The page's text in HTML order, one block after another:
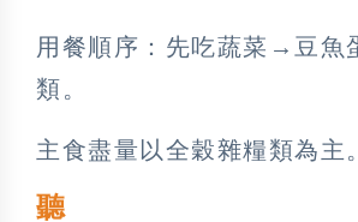
用餐順序：先吃蔬菜→豆魚
類。
主食盡量以全穀雜糧類為主。
聽